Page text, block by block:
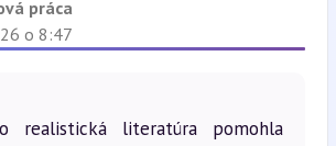
práca
o 8:47
realistická literatúra pomohla